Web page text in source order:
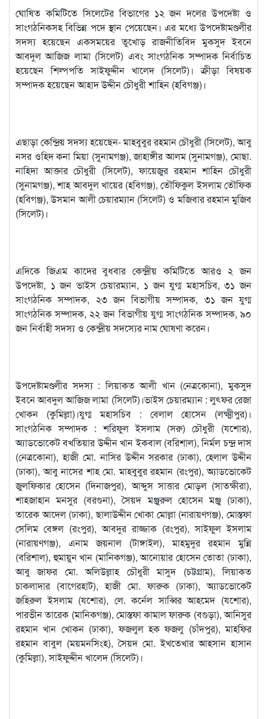
ঘোষিত কমিটিতে সিলেটের বিভাগের ১২ জন দলের উপদেষ্টা ও
সাংগঠনিকসহ বিভিন্ন পদে স্থান পেয়েছেন। এর মধ্যে উপদেষ্টামণ্ডলীর
সদস্য হয়েছেন একসময়ের তুখোড় রাজনীতিবিদ মুকসুদ ইবনে
আবদুল আজিজ লামা (সিলেট) এবং সাংগঠনিক সম্পাদক নির্বাচিত
হয়েছেন শিল্পপতি সাইফুদ্দীন খালেদ (সিলেট)। ক্রীড়া বিষয়ক
সম্পাদক হয়েছেন আহাদ উদ্দীন চৌধুরী শাহিন (হবিগঞ্জ)।
এছাড়া কেন্দ্রিয় সদস্য হয়েছেন- মাহবুবুর রহমান চৌধুরী (সিলেট), আবু
নসর ওহিদ কনা মিয়া (সুনামগঞ্জ), জাহাঙ্গীর আলম (সুনামগঞ্জ), মোছা.
নাহিদা আক্তার চৌধুরী (সিলেট), ফায়েজুর রহমান শাহিন চৌধুরী
(সুনামগঞ্জ), শাহ আবদুল খায়ের (হবিগঞ্জ), তৌফিকুল ইসলাম তৌফিক
(হবিগঞ্জ), উসমান আলী চেয়ারম্যান (সিলেট) ও মজিবার রহমান মুজিব
(সিলেট)।
এদিকে জিএম কাদের বুধবার কেন্দ্রীয় কমিটিতে আরও ২ জন
উপদেষ্টা, ১ জন ভাইস চেয়ারম্যান, ১ জন যুগ্ম মহাসচিব, ৩১ জন
সাংগঠনিক সম্পাদক, ২৩ জন বিভাগীয় সম্পাদক, ৩১ জন যুগ্ম
সাংগঠনিক সম্পাদক, ২২ জন বিভাগীয় যুগ্ম সাংগঠনিক সম্পাদক, ৯০
জন নির্বাহী সদস্য ও কেন্দ্রীয় সদস্যের নাম ঘোষণা করেন।
উপদেষ্টামণ্ডলীর সদস্য : লিয়াকত আলী খান (নেত্রকোনা), মুকসুদ
ইবনে আবদুল আজিজ লামা (সিলেট)।ভাইস চেয়ারম্যান : লুৎফর রেজা
খোকন (কুমিল্লা)।যুগ্ম মহাসচিব : বেলাল হোসেন (লক্ষ্মীপুর)।
সাংগঠনিক সম্পাদক : শরিফুল ইসলাম (সরু) চৌধুরী (যশোর),
অ্যাডভোকেট বখতিয়ার উদ্দীন খান ইকবাল (বরিশাল), নির্মল চন্দ্র দাস
(নেত্রকোনা), হাজী মো. নাসির উদ্দীন সরকার (ঢাকা), হেলাল উদ্দীন
(ঢাকা), আবু নাসের শাহ মো. মাহবুবুর রহমান (রংপুর), অ্যাডভোকেট
জুলফিকার হোসেন (দিনাজপুর), আব্দুস সাত্তার মোড়ল (সাতক্ষীরা),
শাহজাহান মনসুর (বরগুনা), সৈয়দ মঞ্জুরুল হোসেন মঞ্জু (ঢাকা),
তারেক আদেল (ঢাকা), ছালাউদ্দীন খোকা মোল্লা (নারায়ণগঞ্জ), মোস্তফা
সেলিম বেঙ্গল (রংপুর), আবদুর রাজ্জাক (রংপুর), সাইফুল ইসলাম
(নারায়ণগঞ্জ), এনাম জয়নাল (টাঙ্গাইল), মাহমুদুর রহমান মুন্নি
(বরিশাল), হুমায়ুন খান (মানিকগঞ্জ), আনোয়ার হোসেন তোতা (ঢাকা),
আবু জাফর মো. অলিউল্লাহ চৌধুরী মাসুদ (চট্টগ্রাম), লিয়াকত
চাকলাদার (বাগেরহাট), হাজী মো. ফারুক (ঢাকা), অ্যাডভোকেট
জহিরুল ইসলাম (যশোর), লে. কর্নেল সাব্বির আহমেদ (যশোর),
পারভীন তারেক (মানিকগঞ্জ), মোস্তফা কামাল ফারুক (বগুড়া), আনিসুর
রহমান খান খোকন (ঢাকা), ফজলুল হক ফজলু (চাঁদপুর), মাহফির
রহমান বাবুল (ময়মনসিংহ), সৈয়দ মো. ইখতেখার আহসান হাসান
(কুমিল্লা), সাইফুদ্দীন খালেদ (সিলেট)।